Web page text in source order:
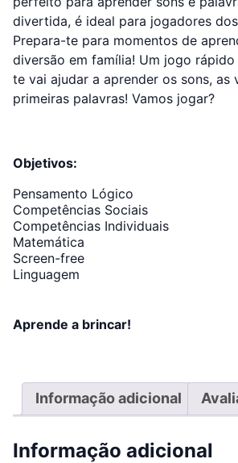
divertida, é ideal para jogadores
Prepara-te para momentos de
diversão em família! Um jogo
te vai ajudar a aprender os sons, as
primeiras palavras! Vamos jogar?
Objetivos:
Pensamento Lógico
Competências Sociais
Competências Individuais
Matemática
Screen-free
Linguagem
Aprende a brincar!
Informação adicional
Informação adicional